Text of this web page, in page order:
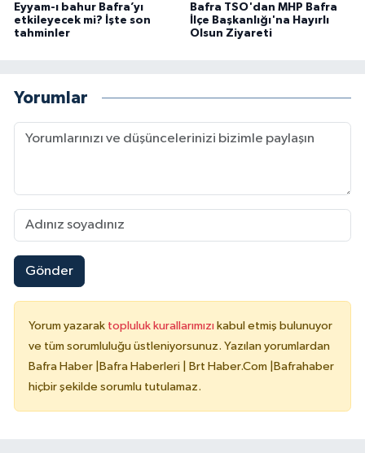
Eyyam-ı bahur Bafra’yı
etkileyecek mi? İşte son
tahminler
Bafra TSO'dan MHP Bafra
İlçe Başkanlığı'na Hayırlı
Olsun Ziyareti
Yorumlar
Gönder
Yorum yazarak topluluk kurallarımızı kabul etmiş bulunuyor
ve tüm sorumluluğu üstleniyorsunuz. Yazılan yorumlardan
Bafra Haber |Bafra Haberleri | Brt Haber.Com |Bafrahaber
hiçbir şekilde sorumlu tutulamaz.